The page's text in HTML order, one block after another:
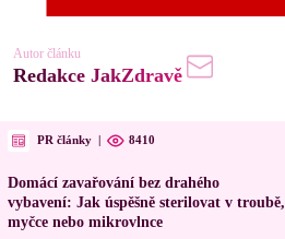
Autor článku
Redakce JakZdravě
PR články | 8410
Domácí zavařování bez drahého
vybavení: Jak úspěšně sterilovat v troubě,
myčce nebo mikrovlnce